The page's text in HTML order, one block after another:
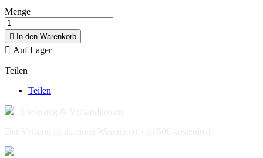
Menge
 In den Warenkorb
 Auf Lager
Teilen
Teilen